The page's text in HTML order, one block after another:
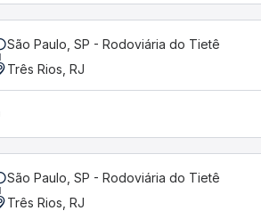
São Paulo, SP - Rodoviária do Tietê
Três Rios, RJ
São Paulo, SP - Rodoviária do Tietê
Três Rios, RJ